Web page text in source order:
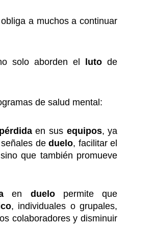
a muchos a continuar
solo aborden el lutode
de salud mental:
pérdidaen sus equipos, ya
señales deduelo, facilitar el
que también promueve
en duelo permite que
, individuales o grupales,
colaboradores y disminuir